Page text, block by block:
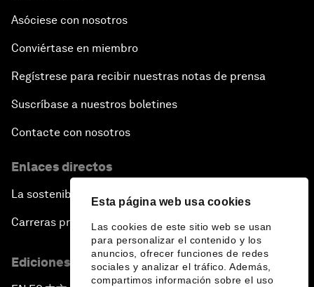
Esta página web usa cookies
Las cookies de este sitio web se usan
para personalizar el contenido y los
anuncios, ofrecer funciones de redes
sociales y analizar el tráfico. Además,
compartimos información sobre el uso
Asóciese con nosotros
Conviértase en miembro
Regístrese para recibir nuestras notas de prensa
Suscríbase a nuestros boletines
Contacte con nosotros
Enlaces directos
La sostenibilidad en el Foro
Carreras profesionales
Ediciones en otros idiomas